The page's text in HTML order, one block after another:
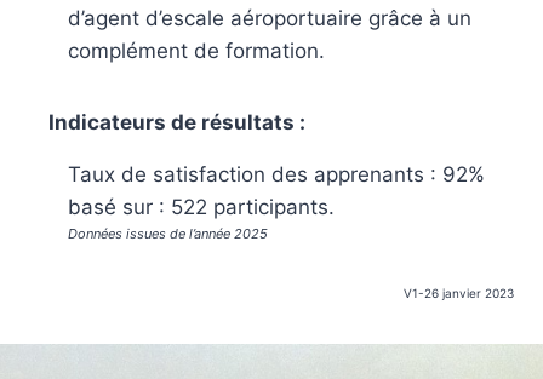
d’agent d’escale aéroportuaire grâce à un
complément de formation.
Indicateurs de résultats :
Taux de satisfaction des apprenants : 92%
basé sur : 522 participants.
Données issues de l’année 2025
V1-26 janvier 2023